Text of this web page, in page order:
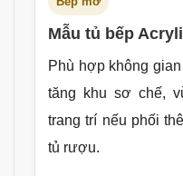
Mẫu tủ bếp
Phù hợp không
tăng khu sơ chế,
trang trí nếu phối
tủ rượu.